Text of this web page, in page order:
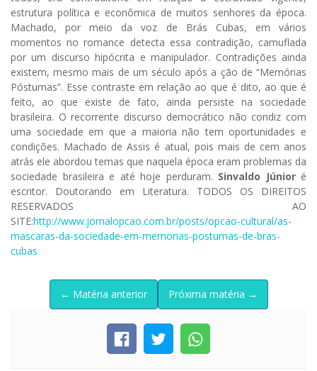
estrutura política e econômica de muitos senhores da época.
Machado, por meio da voz de Brás Cubas, em vários
momentos no romance detecta essa contradição, camuflada
por um discurso hipócrita e manipulador. Contradições ainda
existem, mesmo mais de um século após a ção de “Memórias
Pós­tumas”. Esse contraste em relação ao que é dito, ao que é
feito, ao que existe de fato, ainda persiste na sociedade
brasileira. O recorrente discurso democrático não condiz com
uma sociedade em que a maioria não tem oportunidades e
condições. Machado de Assis é atual, pois mais de cem anos
atrás ele abordou te­mas que naquela época eram problemas da
sociedade brasileira e até hoje per­duram. Sinvaldo Júnioré
escritor. Doutorando em Literatura. TODOS OS DIREITOS
RESERVADOS AO
SITE:http://www.jornalopcao.com.br/posts/opcao-cultural/as-
mascaras-da-sociedade-em-memorias-postumas-de-bras-
cubas
← Matéria anterior Próxima matéria →